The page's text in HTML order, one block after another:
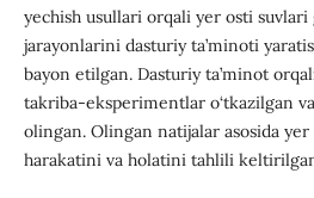
yechish usullari orqali yer osti
jarayonlarini dasturiy ta’minoti
bayon etilgan. Dasturiy ta’minot
takriba-eksperimentlar o‘tkazilgan
olingan. Olingan natijalar asosida
harakatini va holatini tahlili